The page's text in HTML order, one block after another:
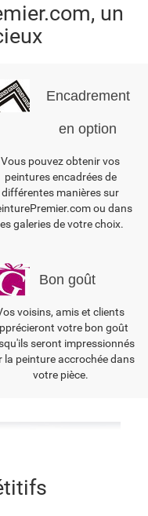
un
Encadrement
en option
Vous pouvez obtenir vos
peintures encadrées de
différentes manières sur
ou dans
les galeries de votre choix.
Bon goût
voisins, amis et clients
votre bon goût
seront impressionnés
la peinture accrochée dans
votre pièce.